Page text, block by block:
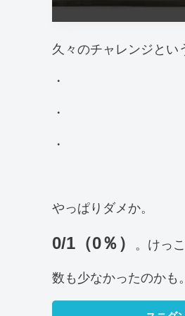
久々のチャレンジとい
・
・
・
やっぱりダメか。
0/1（0％） 。けっ
数も少なかったのかも。